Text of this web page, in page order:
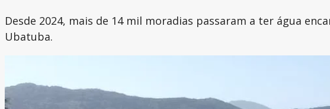
Desde 2024, mais de 14 mil moradias passaram a ter água
Ubatuba.